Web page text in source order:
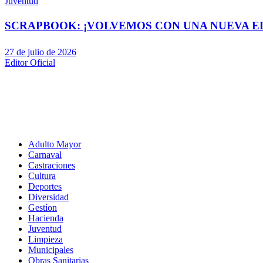
SCRAPBOOK: ¡VOLVEMOS CON UNA NUEVA
27 de julio de 2026
Editor Oficial
Adulto Mayor
Carnaval
Castraciones
Cultura
Deportes
Diversidad
Gestíon
Hacienda
Juventud
Limpieza
Municipales
Obras Sanitarias